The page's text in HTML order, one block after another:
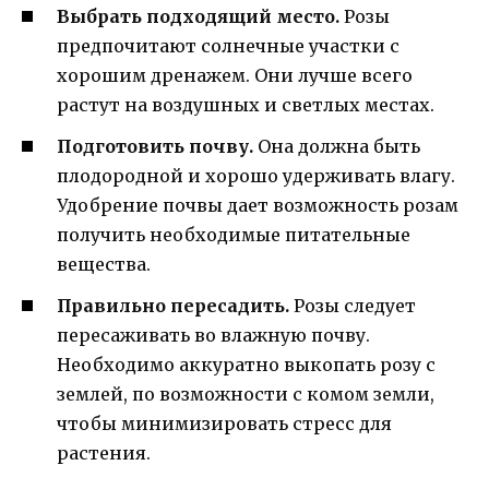
Выбрать подходящий место. Розы
предпочитают солнечные участки с
хорошим дренажем. Они лучше всего
растут на воздушных и светлых местах.
Подготовить почву. Она должна быть
плодородной и хорошо удерживать влагу.
Удобрение почвы дает возможность розам
получить необходимые питательные
вещества.
Правильно пересадить. Розы следует
пересаживать во влажную почву.
Необходимо аккуратно выкопать розу с
землей, по возможности с комом земли,
чтобы минимизировать стресс для
растения.